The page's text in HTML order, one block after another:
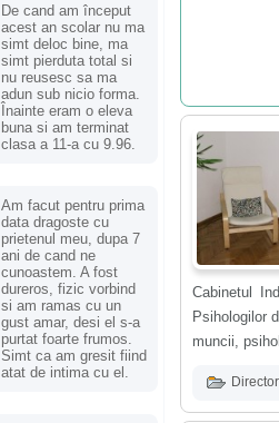
De cand am început
acest an scolar nu ma
simt deloc bine, ma
simt pierduta total si
nu reusesc sa ma
adun sub nicio forma.
Înainte eram o eleva
buna si am terminat
clasa a 11-a cu 9.96.
Am facut pentru prima
data dragoste cu
prietenul meu, dupa 7
ani de cand ne
cunoastem. A fost
dureros, fizic vorbind
si am ramas cu un
gust amar, desi el s-a
purtat foarte frumos.
Simt ca am gresit fiind
atat de intima cu el.
Cabinetul
Psihologilor
muncii,